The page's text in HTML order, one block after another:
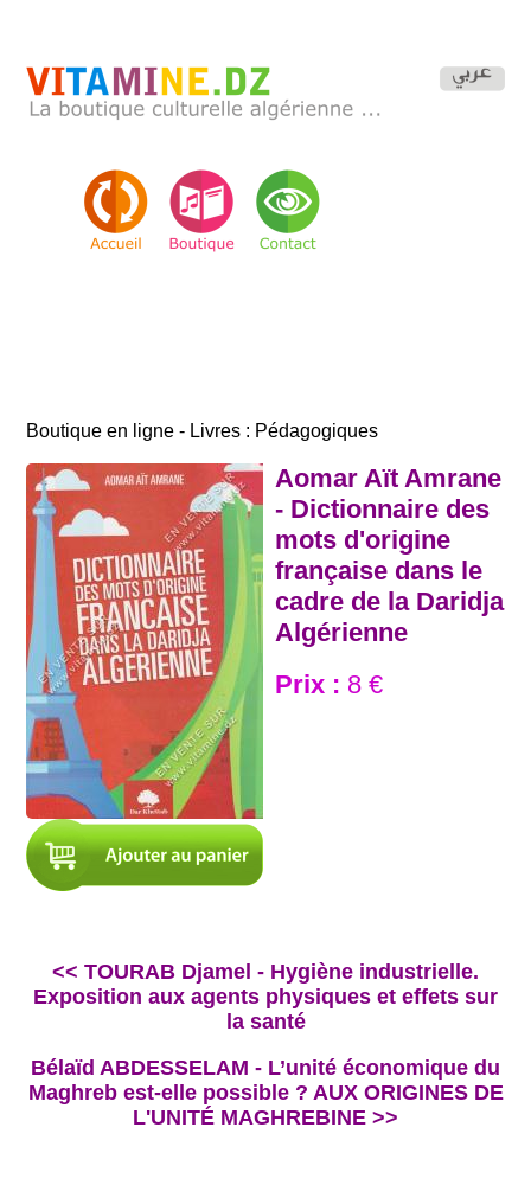
Boutique en ligne - Livres : Pédagogiques
Aomar Aït Amrane
- Dictionnaire des
mots d'origine
française dans le
cadre de la Daridja
Algérienne
Prix : 8 €
<< TOURAB Djamel - Hygiène industrielle.
Exposition aux agents physiques et effets sur
la santé
Bélaïd ABDESSELAM - L’unité économique du
Maghreb est-elle possible ? AUX ORIGINES DE
L'UNITÉ MAGHREBINE >>